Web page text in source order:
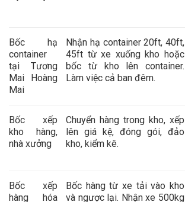
Bốc hạ
container
tại Tương
Mai Hoàng
Mai
Nhận hạ container 20ft, 40ft,
45ft từ xe xuống kho hoặc
bốc từ kho lên container.
Làm việc cả ban đêm.
Bốc xếp
kho hàng,
nhà xưởng
Chuyển hàng trong kho, xếp
lên giá kệ, đóng gói, đảo
kho, kiểm kê.
Bốc xếp
hàng hóa
Bốc hàng từ xe tải vào kho
và ngược lại. Nhận xe 500kg